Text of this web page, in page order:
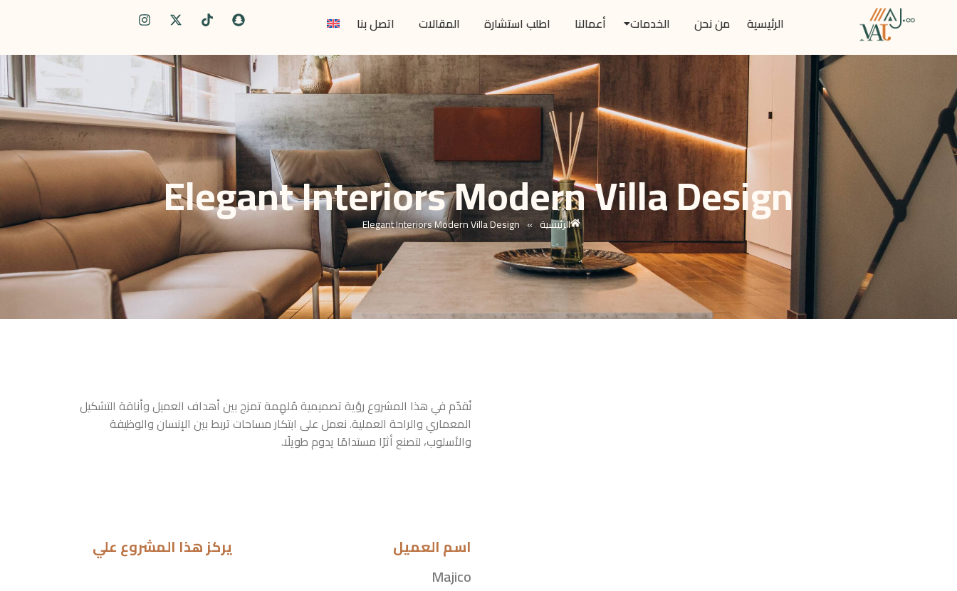
الرئيسية من نحن الخدمات أعمالنا اطلب استشارة المقالات اتصل بنا
Elegant Interiors Modern Villa Design
الرئيسية »
Elegant Interiors Modern Villa Design
نُقدّم في هذا المشروع رؤية تصميمية مُلهِمة تمزج بين أهداف العميل وأناقة التشكيل
المعماري والراحة العملية. نعمل على ابتكار مساحات تربط بين الإنسان والوظيفة
والأسلوب، لتصنع أثرًا مستدامًا يدوم طويلًا.
اسم العميل
Majico
يركز هذا المشروع علي